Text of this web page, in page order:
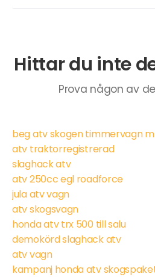
Hittar du inte
Prova någon av
beg atv skogen timmervagn
atv traktorregistrerad
slaghack atv
atv 250cc egl roadforce
jula atv vagn
atv skogsvagn
honda atv trx 500 till salu
demokörd slaghack atv
atv vagn
kampanj honda atv